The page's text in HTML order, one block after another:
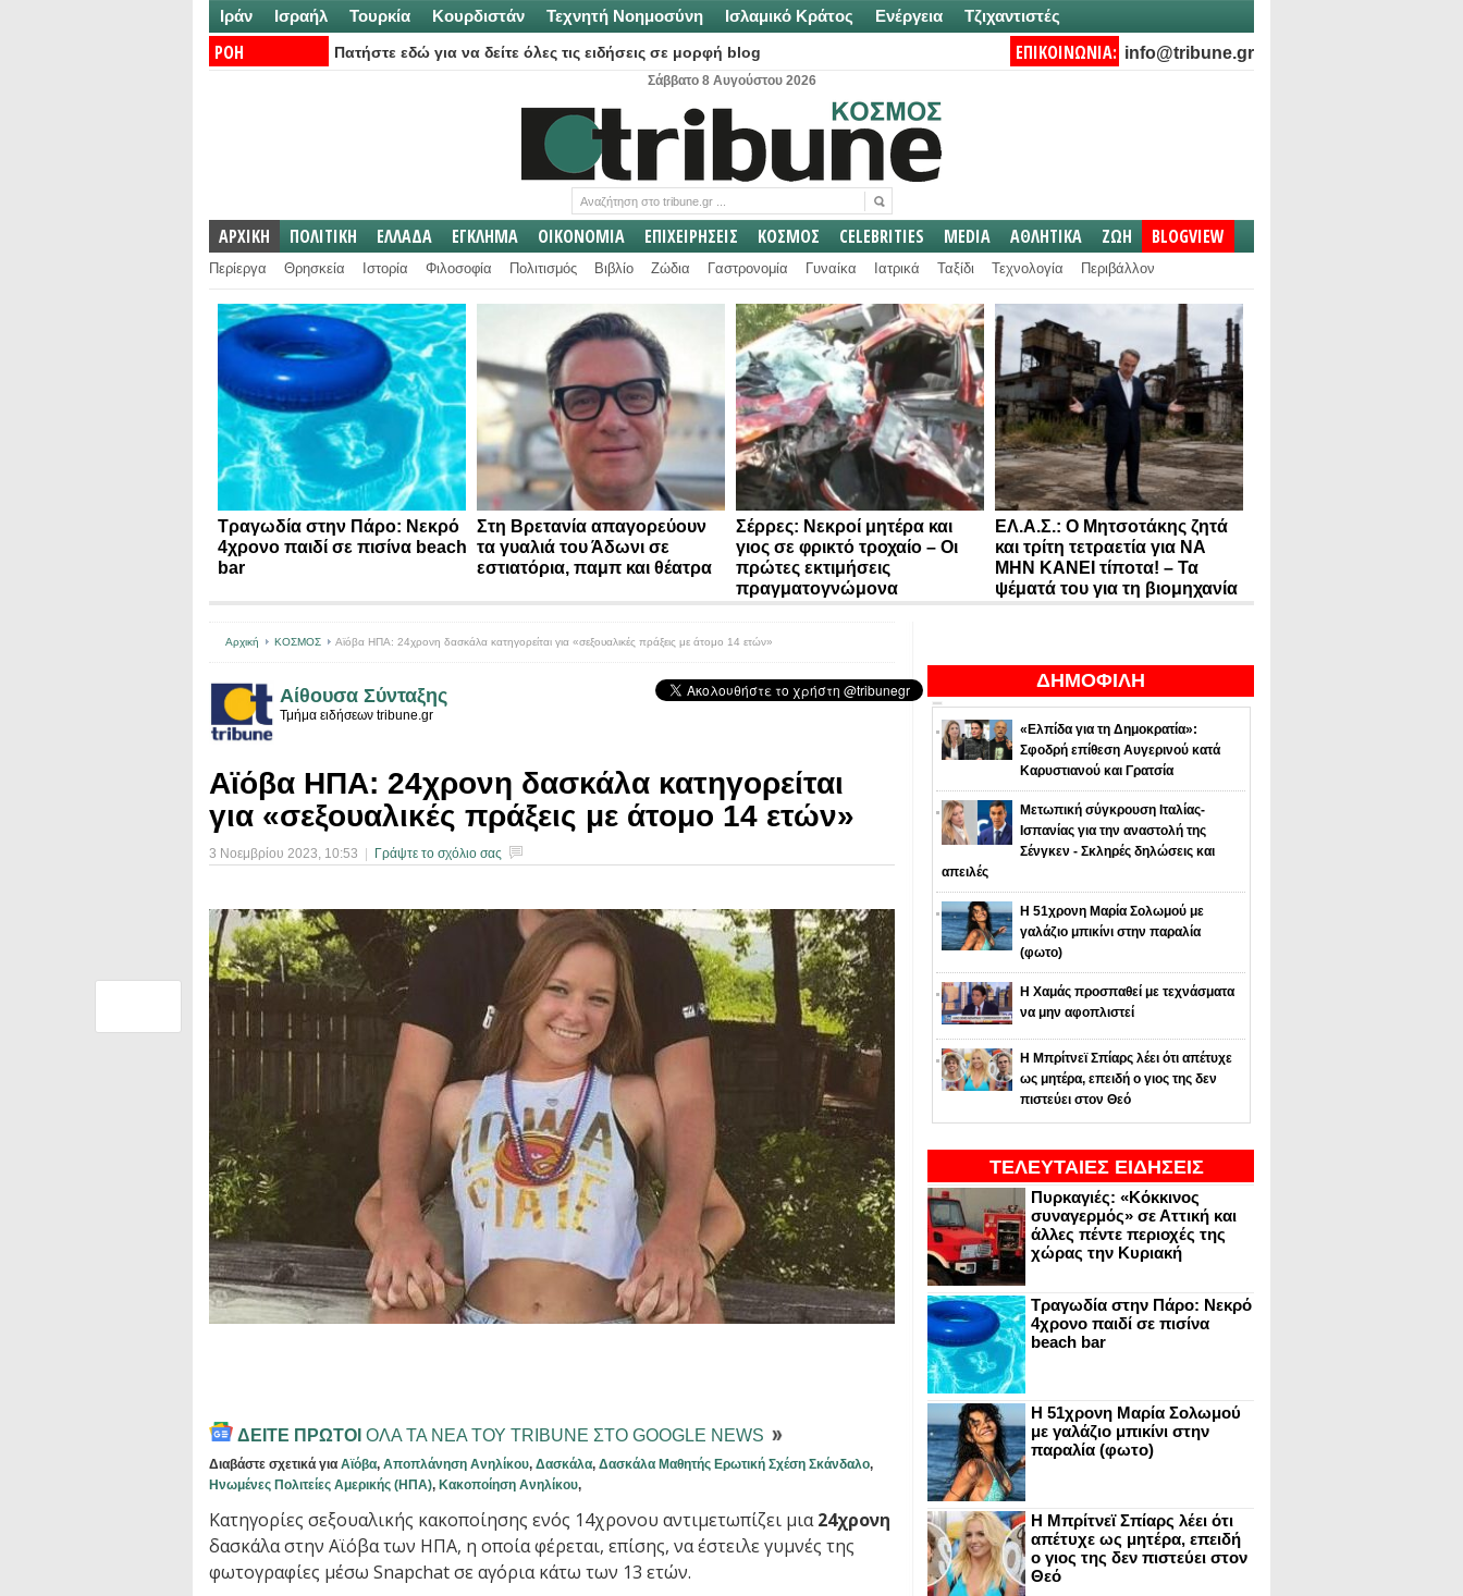
Ιράν Ισραήλ Τουρκία Κουρδιστάν Τεχνητή Νοημοσύνη Ισλαμικό Κράτος Ενέργεια Τζιχαντιστές
ΡΟΗ
Πατήστε εδώ για να δείτε όλες τις ειδήσεις σε μορφή blog ΕΠΙΚΟΙΝΩΝΙΑ: info@tribune.gr
Σάββατο 8 Αυγούστου 2026
ΑΡΧΙΚΗ ΠΟΛΙΤΙΚΗ ΕΛΛΑΔΑ ΕΓΚΛΗΜΑ ΟΙΚΟΝΟΜΙΑ ΕΠΙΧΕΙΡΗΣΕΙΣ ΚΟΣΜΟΣ CELEBRITIES MEDIA ΑΘΛΗΤΙΚΑ ΖΩΗ BLOGVIEW
Περίεργα Θρησκεία Ιστορία Φιλοσοφία Πολιτισμός Βιβλίο Ζώδια Γαστρονομία Γυναίκα Ιατρικά Ταξίδι Τεχνολογία Περιβάλλον
Τραγωδία στην Πάρο: Νεκρό
4χρονο παιδί σε πισίνα beach
bar
Στη Βρετανία απαγορεύουν
τα γυαλιά του Άδωνι σε
εστιατόρια, παμπ και θέατρα
Σέρρες: Νεκροί μητέρα και
γιος σε φρικτό τροχαίο – Οι
πρώτες εκτιμήσεις
πραγματογνώμονα
ΕΛ.Α.Σ.: Ο Μητσοτάκης ζητά
και τρίτη τετραετία για ΝΑ
ΜΗΝ ΚΑΝΕΙ τίποτα! – Τα
ψέματά του για τη βιομηχανία
ΔΗΜΟΦΙΛΗ
«Ελπίδα για τη Δημοκρατία»:
Σφοδρή επίθεση Αυγερινού κατά
Καρυστιανού και Γρατσία
Μετωπική σύγκρουση Ιταλίας-
Ισπανίας για την αναστολή της
Σένγκεν - Σκληρές δηλώσεις και
απειλές
Η 51χρονη Μαρία Σολωμού με
γαλάζιο μπικίνι στην παραλία
(φωτο)
Η Χαμάς προσπαθεί με τεχνάσματα
να μην αφοπλιστεί
Η Μπρίτνεϊ Σπίαρς λέει ότι απέτυχε
ως μητέρα, επειδή ο γιος της δεν
πιστεύει στον Θεό
ΤΕΛΕΥΤΑΙΕΣ ΕΙΔΗΣΕΙΣ
Πυρκαγιές: «Κόκκινος
συναγερμός» σε Αττική και
άλλες πέντε περιοχές της
χώρας την Κυριακή
Τραγωδία στην Πάρο: Νεκρό
4χρονο παιδί σε πισίνα
beach bar
Η 51χρονη Μαρία Σολωμού
με γαλάζιο μπικίνι στην
παραλία (φωτο)
Η Μπρίτνεϊ Σπίαρς λέει ότι
απέτυχε ως μητέρα, επειδή
ο γιος της δεν πιστεύει στον
Θεό
Αρχική ΚΟΣΜΟΣ Αϊόβα ΗΠΑ: 24χρονη δασκάλα κατηγορείται για «σεξουαλικές πράξεις με άτομο 14 ετών»
Αίθουσα Σύνταξης
Τμήμα ειδήσεων tribune.gr
Αϊόβα ΗΠΑ: 24χρονη δασκάλα κατηγορείται
για «σεξουαλικές πράξεις με άτομο 14 ετών»
3 Νοεμβρίου 2023, 10:53 Γράψτε το σχόλιο σας
ΔΕΙΤΕ ΠΡΩΤΟΙ ΟΛΑ ΤΑ ΝΕΑ ΤΟΥ TRIBUNE ΣΤΟ GOOGLE NEWS
Διαβάστε σχετικά για Αϊόβα, Αποπλάνηση Ανηλίκου, Δασκάλα, Δασκάλα Μαθητής Ερωτική Σχέση Σκάνδαλο,
Ηνωμένες Πολιτείες Αμερικής (ΗΠΑ), Κακοποίηση Ανηλίκου,
Κατηγορίες σεξουαλικής κακοποίησης ενός 14χρονου αντιμετωπίζει μια24χρονη
δασκάλα στην Αϊόβα των ΗΠΑ, η οποία φέρεται, επίσης, να έστειλε γυμνές της
φωτογραφίες μέσω Snapchat σε αγόρια κάτω των 13 ετών.